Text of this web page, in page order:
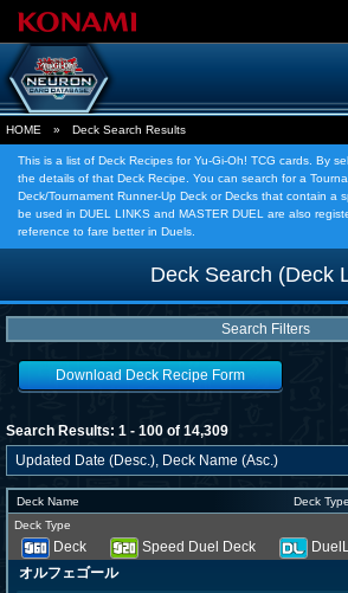
HOME » Deck Search Results
This is a list of Deck Recipes for Yu-Gi-Oh! TCG cards. By
the details of that Deck Recipe. You can search for a
Deck/Tournament Runner-Up Deck or Decks that contain a
be used in DUEL LINKS and MASTER DUEL are also
reference to fare better in Duels.
Deck Search (Deck
Search Filters
Download Deck Recipe Form
Search Results: 1 - 100 of 14,309
Deck Name
Deck
Deck Type
Deck Speed Duel Deck
オルフェゴール